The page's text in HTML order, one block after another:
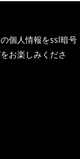
個人情報をssl暗号
お楽しみくださ